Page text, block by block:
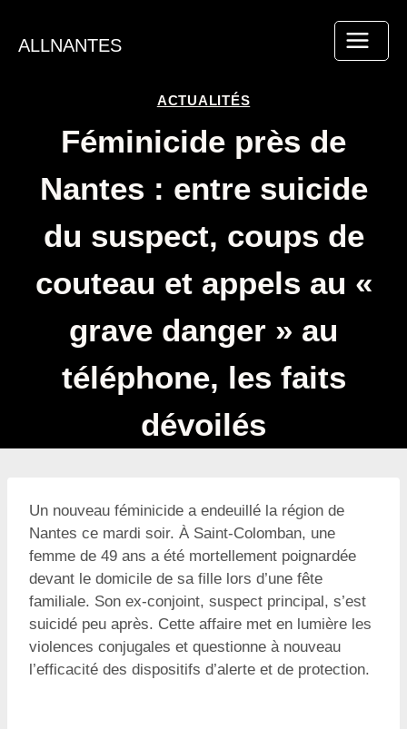
contenu
ALLNANTES
ACTUALITÉS
Féminicide près de
Nantes : entre suicide
du suspect, coups de
couteau et appels au «
grave danger » au
téléphone, les faits
dévoilés
Un nouveau féminicide a endeuillé la région de
Nantes ce mardi soir. À Saint-Colomban, une
femme de 49 ans a été mortellement poignardée
devant le domicile de sa fille lors d’une fête
familiale. Son ex-conjoint, suspect principal, s’est
suicidé peu après. Cette affaire met en lumière les
violences conjugales et questionne à nouveau
l’efficacité des dispositifs d’alerte et de protection.